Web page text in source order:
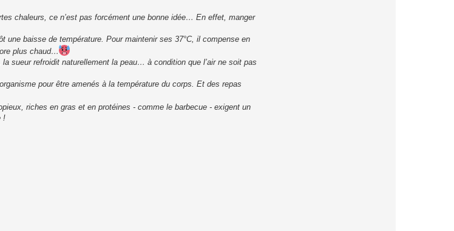
chaleurs, ce n’est pas forcément une bonne idée… En effet, manger
baisse de température. Pour maintenir ses 37°C, il compense en
plus chaud…
sueur refroidit naturellement la peau… à condition que l’air ne soit pas
pour être amenés à la température du corps. Et des repas
riches en gras et en protéines - comme le barbecue - exigent un
!